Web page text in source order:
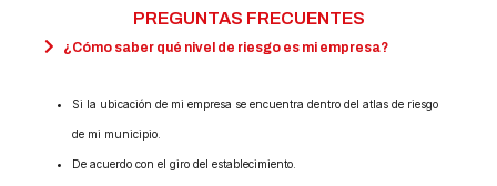
PREGUNTAS FRECUENTES
¿Cómo saber qué nivel de riesgo es mi empresa?
Si la ubicación de mi empresa se encuentra dentro del atlas de riesgo
de mi municipio.
De acuerdo con el giro del establecimiento.